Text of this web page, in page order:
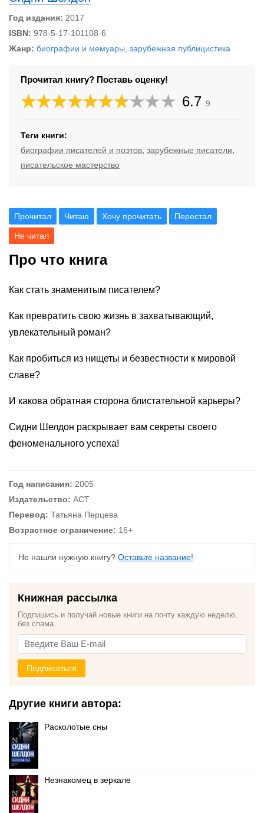
Год издания: 2017
ISBN: 978-5-17-101108-6
Жанр: биографии и мемуары зарубежная публицистика
Прочитал книгу? Поставь оценку!
6.7 9
Теги книги:
биографии писателей и поэтов зарубежные писатели
писательское мастерство
Прочитал Читаю Хочу прочитать Перестал
Не читал
Про что книга
Как стать знаменитым писателем?
Как превратить свою жизнь в захватывающий,
увлекательный роман?
Как пробиться из нищеты и безвестности к мировой
славе?
И какова обратная сторона блистательной карьеры?
Сидни Шелдон раскрывает вам секреты своего
феноменального успеха!
Год написания: 2005
Издательство: АСТ
Перевод: Татьяна Перцева
Возрастное ограничение: 16+
Не нашли нужную книгу? Оставьте название!
Книжная рассылка
Подпишись и получай новые книги на почту каждую неделю,
без спама.
Подписаться
Другие книги автора:
Расколотые сны
Незнакомец в зеркале